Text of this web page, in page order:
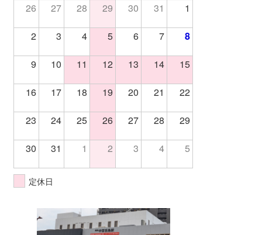
26 27 28 29 30 31 1
2 3 4 5 6 7 8
9 10 11 12 13 14 15
16 17 18 19 20 21 22
23 24 25 26 27 28 29
30 31 1 2 3 4 5
定休日